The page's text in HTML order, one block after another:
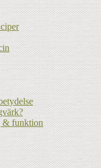
& funktion